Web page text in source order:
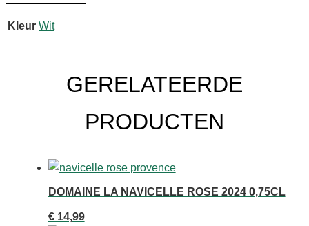
2023
Kleur Wit
GERELATEERDE
PRODUCTEN
DOMAINE LA NAVICELLE ROSE 2024 0,75CL
€14,99